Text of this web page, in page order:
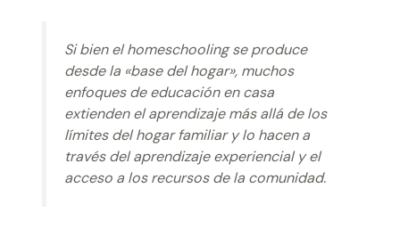
Si bien el homeschooling se produce
desde la «base del hogar», muchos
enfoques de educación en casa
extienden el aprendizaje más allá de los
límites del hogar familiar y lo hacen a
través del aprendizaje experiencial y el
acceso a los recursos de la comunidad.